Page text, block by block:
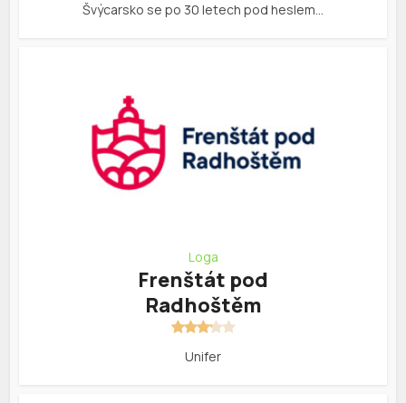
Švýcarsko se po 30 letech pod heslem…
Loga
Frenštát pod
Radhoštěm
Unifer